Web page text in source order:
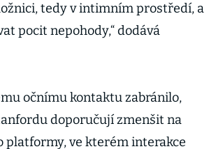
tedy v intimním prostředí, a
pocit nepohody,“ dodává
očnímu kontaktu zabránilo,
doporučují zmenšit na
platformy, ve kterém interakce